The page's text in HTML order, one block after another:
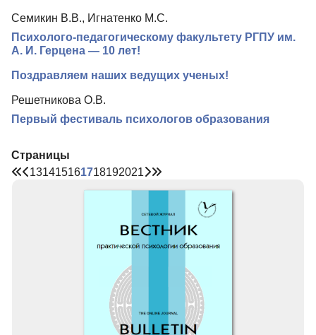
Семикин В.В., Игнатенко М.С.
Психолого-педагогическому факультету РГПУ им.
А. И. Герцена — 10 лет!
Поздравляем наших ведущих ученых!
Решетникова О.В.
Первый фестиваль психологов образования
Страницы
131415161718192021